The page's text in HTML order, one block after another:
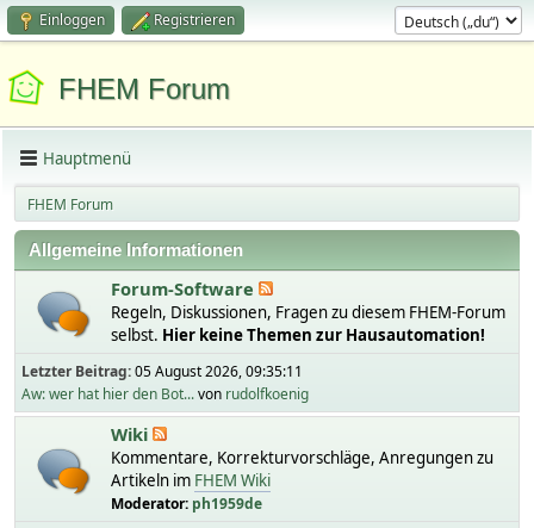
Einloggen Registrieren
FHEM Forum
Hauptmenü
FHEM Forum
Allgemeine Informationen
Forum-Software
Regeln, Diskussionen, Fragen zu diesem FHEM-Forum
selbst. Hier keine Themen zur Hausautomation!
Letzter Beitrag:05 August 2026, 09:35:11
Aw: wer hat hier den Bot...von rudolfkoenig
Wiki
Kommentare, Korrekturvorschläge, Anregungen zu
Artikeln im FHEM Wiki
Moderator: ph1959de